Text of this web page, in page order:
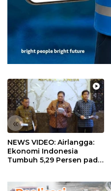
«
NEWS VIDEO: Airlangga:
Ekonomi Indonesia
Tumbuh 5,29 Persen pada